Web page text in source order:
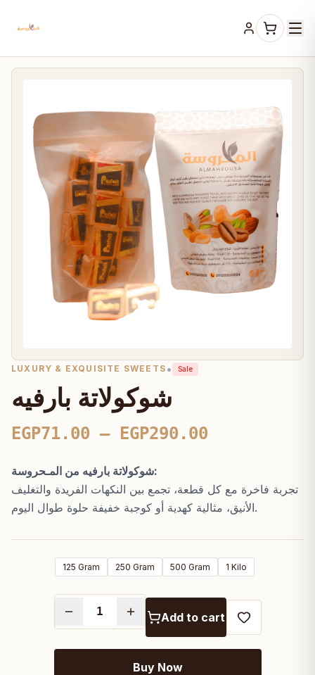
LUXURY & EXQUISITE SWEETS • Sale
شوكولاتة بارفيه
EGP71.00 – EGP290.00
through
شوكولاتة بارفيه من المـحروسة:
تجربة فاخرة مع كل قطعة، تجمع بين النكهات الفريدة والتغليف
الأنيق، مثالية كهدية أو كوجبة خفيفة حلوة طوال اليوم.
125 Gram 250 Gram 500 Gram 1 Kilo
Add to cart
Buy Now